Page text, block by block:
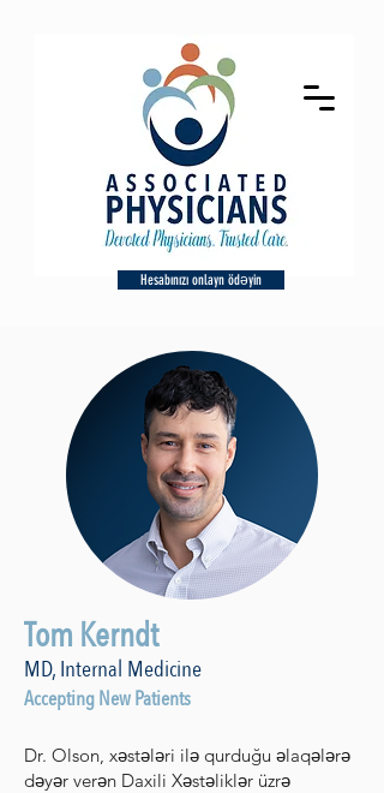
Hesabınızı onlayn ödəyin
Tom Kerndt
MD, Internal Medicine
Accepting New Patients
Dr. Olson, xəstələri ilə qurduğu əlaqələrə
dəyər verən Daxili Xəstəliklər üzrə